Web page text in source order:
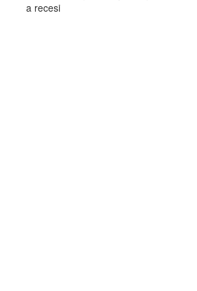
a recesi